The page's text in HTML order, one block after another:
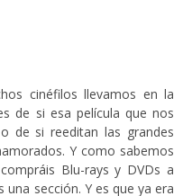
cinéfilos llevamos en la
de si esa película que nos
de si reeditan las grandes
Y como sabemos
Blu-rays y DVDs a
sección. Y es que ya era